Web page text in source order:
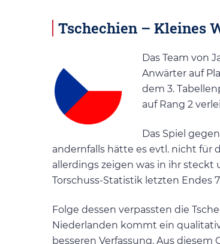
Tschechien – Kleines
Das Team von
Anwärter auf
dem 3.
auf Rang 2
Das Spiel
andernfalls hätte es evtl. nicht für
allerdings zeigen was in ihr
Torschuss-Statistik letzten Endes
Folge dessen verpassten die
Niederlanden kommt ein
besseren Verfassung. Aus